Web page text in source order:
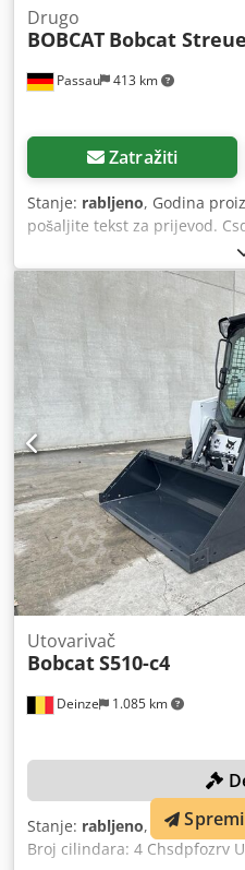
Passau 413 km
Drugo
BOBCAT Bobcat
Zatražiti
Stanje: rabljeno, Godina
pošaljite tekst za prijevod.
Deinze 1.085 km
Utovarivač
BobcatS510-c4
Stanje: rabljeno, boja:drugo
Broj cilindara: 4 Chsdpfozrv